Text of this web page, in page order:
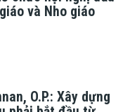
và Nho giáo
O.P.: Xây dựng